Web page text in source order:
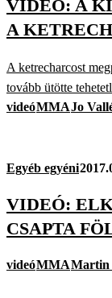
VIDEÓ: A
A
A ketrecharcost
tovább ütötte
videóMMAJo
Egyéb egyéni
VIDEÓ:
CSAPTA
videóMMAMartin